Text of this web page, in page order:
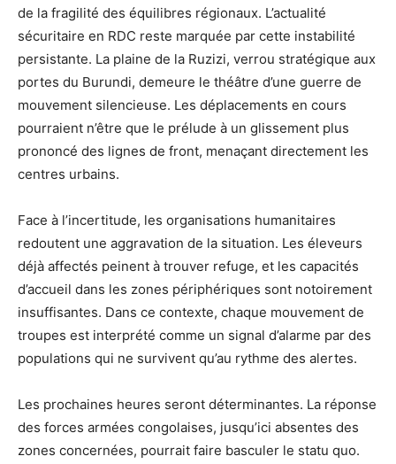
de la fragilité des équilibres régionaux. L’actualité
sécuritaire en RDC reste marquée par cette instabilité
persistante. La plaine de la Ruzizi, verrou stratégique aux
portes du Burundi, demeure le théâtre d’une guerre de
mouvement silencieuse. Les déplacements en cours
pourraient n’être que le prélude à un glissement plus
prononcé des lignes de front, menaçant directement les
centres urbains.
Face à l’incertitude, les organisations humanitaires
redoutent une aggravation de la situation. Les éleveurs
déjà affectés peinent à trouver refuge, et les capacités
d’accueil dans les zones périphériques sont notoirement
insuffisantes. Dans ce contexte, chaque mouvement de
troupes est interprété comme un signal d’alarme par des
populations qui ne survivent qu’au rythme des alertes.
Les prochaines heures seront déterminantes. La réponse
des forces armées congolaises, jusqu’ici absentes des
zones concernées, pourrait faire basculer le statu quo.